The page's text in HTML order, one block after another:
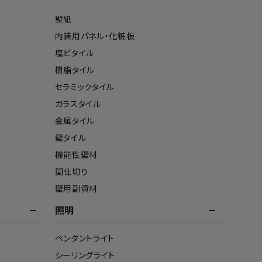
壁紙
内装用パネル・化粧板
塩ビタイル
樹脂タイル
セラミックタイル
ガラスタイル
金属タイル
壁タイル
機能性壁材
間仕切り
壁用副資材
照明
ペンダントライト
シーリングライト